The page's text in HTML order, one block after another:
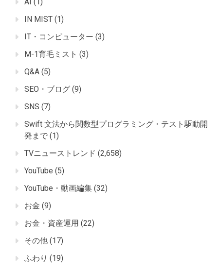
IN MIST (1)
IT・コンピューター (3)
M-1育毛ミスト (3)
Q&A (5)
SEO・ブログ (9)
SNS (7)
Swift 文法から関数型プログラミング・テスト駆動開
発まで (1)
TVニューストレンド (2,658)
YouTube (5)
YouTube・動画編集 (32)
お金 (9)
お金・資産運用 (22)
その他 (17)
ふわり (19)